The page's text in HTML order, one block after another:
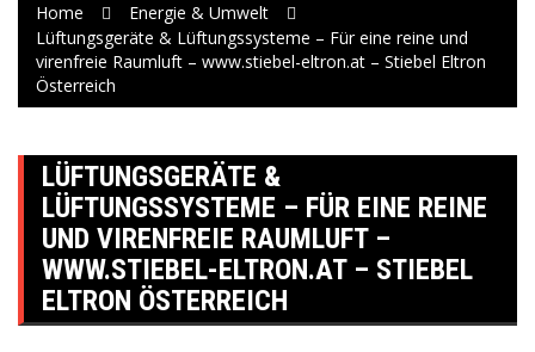
Home
Energie & Umwelt
Lüftungsgeräte & Lüftungssysteme – Für eine reine und
virenfreie Raumluft – www.stiebel-eltron.at – Stiebel Eltron
Österreich
LÜFTUNGSGERÄTE &
LÜFTUNGSSYSTEME – FÜR EINE REINE
UND VIRENFREIE RAUMLUFT –
WWW.STIEBEL-ELTRON.AT – STIEBEL
ELTRON ÖSTERREICH